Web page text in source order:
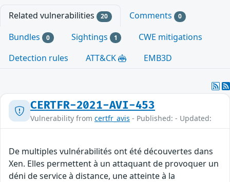
Related vulnerabilities 20 Comments 0
Bundles 0 Sightings 1
CWE mitigations
Detection rules
ATT&CK EMB3D
CERTFR-2021-AVI-453
Vulnerability from certfr_avis - Published: - Updated:
De multiples vulnérabilités ont été découvertes dans
Xen. Elles permettent à un attaquant de provoquer un
déni de service à distance, une atteinte à la